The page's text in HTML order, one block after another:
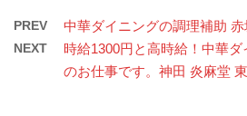
PREV 中華ダイニングの調理補助
NEXT
時給1300円と高時給！中華
のお仕事です。神田 炎麻堂